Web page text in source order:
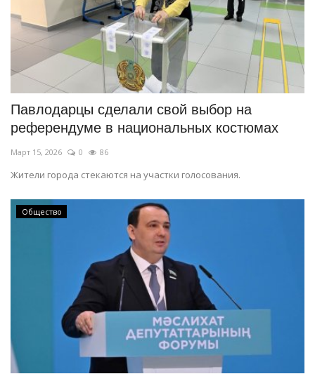
Павлодарцы сделали свой выбор на
референдуме в национальных костюмах
Март 15, 2026 0 86
Жители города стекаются на участки голосования.
Общество